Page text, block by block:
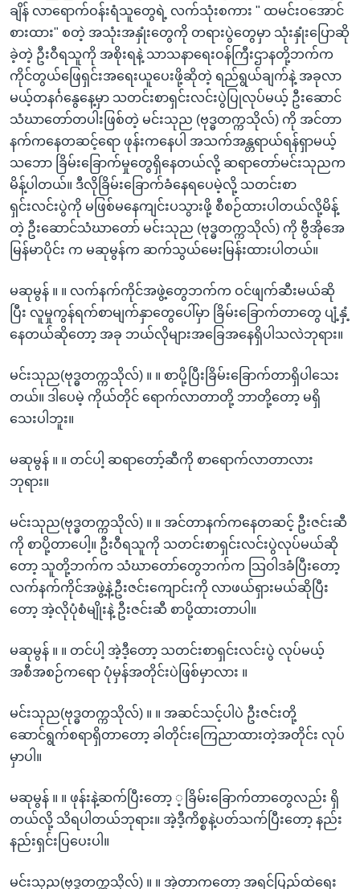
နေရာ
သို့
ကျော်
ရန်
ချိန် လာရောက်ဝန်းရံသူတွေရဲ့ လက်သုံးစကား " ထမင်းဝအောင်
စားထား" စတဲ့ အသုံးအနှုံးတွေကို တရားပွဲတွေမှာ သုံးနှုံးပြောဆို
ခဲ့တဲ့ ဦးဝီရသူကို အစိုးရနဲ့ သာသနာရေးဝန်ကြီးဌာနတို့ဘက်က
ကိုင်တွယ်ဖြေရှင်းအရေးယူပေးဖို့ဆိုတဲ့ ရည်ရွယ်ချက်နဲ့ အခုလာ
မယ့်တနင်္ဂနွေနေ့မှာ သတင်းစာရှင်းလင်းပွဲပြုလုပ်မယ့် ဦးဆောင်
သံဃာတော်တပါးဖြစ်တဲ့ မင်းသုည (ဗုဒ္ဓတက္ကသိုလ်) ကို အင်တာ
နက်ကနေတဆင့်ရော ဖုန်းကနေပါ အသက်အန္တရာယ်ရန်ရှာမယ့်
သဘော ခြိမ်းခြောက်မှုတွေရှိနေတယ်လို့ ဆရာတော်မင်းသုညက
မိန့်ပါတယ်။ ဒီလိုခြိမ်းခြောက်ခံနေရပေမဲ့လို့ သတင်းစာ
ရှင်းလင်းပွဲကို မဖြစ်မနေကျင်းပသွားဖို့ စီစဉ်ထားပါတယ်လို့မိန့်
တဲ့ ဦးဆောင်သံဃာတော် မင်းသုည (ဗုဒ္ဓတက္ကသိုလ်) ကို ဗွီအိုအေ
မြန်မာပိုင်း က မဆုမွန်က ဆက်သွယ်မေးမြန်းထားပါတယ်။
မဆုမွန် ။ ။ လက်နက်ကိုင်အဖွဲ့တွေဘက်က ဝင်ဖျက်ဆီးမယ်ဆို
ပြီး လူမှုကွန်ရက်စာမျက်နှာတွေပေါ်မှာ ခြိမ်းခြောက်တာတွေ ပျံ့နှံ့
နေတယ်ဆိုတော့ အခု ဘယ်လိုများအခြေအနေရှိပါသလဲဘုရား။
မင်းသုည(ဗုဒ္ဓတက္ကသိုလ်) ။ ။ စာပို့ပြီးခြိမ်းခြောက်တာရှိပါသေး
တယ်။ ဒါပေမဲ့ ကိုယ်တိုင် ရောက်လာတာတို့ ဘာတို့တော့ မရှိ
သေးပါဘူး။
မဆုမွန် ။ ။ တင်ပါ့ ဆရာတော့်ဆီကို စာရောက်လာတာလား
ဘုရား။
မင်းသုည(ဗုဒ္ဓတက္ကသိုလ်) ။ ။ အင်တာနက်ကနေတဆင့် ဦးဇင်းဆီ
ကို စာပို့တာပေါ့။ ဦးဝီရသူကို သတင်းစာရှင်းလင်းပွဲလုပ်မယ်ဆို
တော့ သူတို့ဘက်က သံဃာတော်တွေဘက်က သြဝါဒခံပြီးတော့
လက်နက်ကိုင်အဖွဲ့နဲ့ဦးဇင်းကျောင်းကို လာဖယ်ရှားမယ်ဆိုပြီး
တော့ အဲ့လိုပုံစံမျိုးနဲ့ ဦးဇင်းဆီ စာပို့ထားတာပါ။
မဆုမွန် ။ ။ တင်ပါ့ အဲ့ဒီ့တော့ သတင်းစာရှင်းလင်းပွဲ လုပ်မယ့်
အစီအစဉ်ကရော ပုံမှန်အတိုင်းပဲဖြစ်မှာလား ။
မင်းသုည(ဗုဒ္ဓတက္ကသိုလ်) ။ ။ အဆင်သင့်ပါပဲ ဦးဇင်းတို့
ဆောင်ရွက်စရာရှိတာတော့ ခါတိုင်းကြေညာထားတဲ့အတိုင်း လုပ်
မှာပါ။
မဆုမွန် ။ ။ ဖုန်းနဲ့ဆက်ပြီးတော့ ့ခြိမ်းခြောက်တာတွေလည်း ရှိ
တယ်လို့ သိရပါတယ်ဘုရား။ အဲ့ဒီ့ကိစ္စနဲ့ပတ်သက်ပြီးတော့ နည်း
နည်းရှင်းပြပေးပါ။
မင်းသုည(ဗုဒ္ဓတက္ကသိုလ်) ။ ။ အဲ့တာကတော့ အရင်ပြည်ထဲရေး